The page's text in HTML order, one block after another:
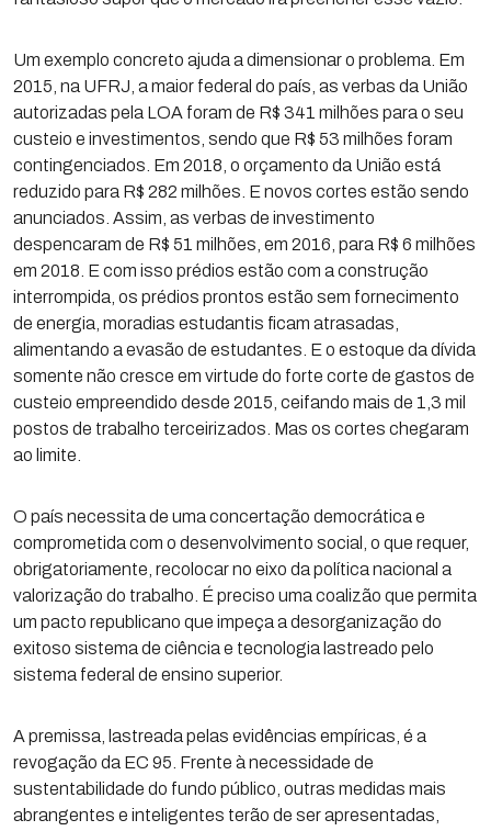
Um exemplo concreto ajuda a dimensionar o problema. Em
2015, na UFRJ, a maior federal do país, as verbas da União
autorizadas pela LOA foram de R$ 341 milhões para o seu
custeio e investimentos, sendo que R$ 53 milhões foram
contingenciados. Em 2018, o orçamento da União está
reduzido para R$ 282 milhões. E novos cortes estão sendo
anunciados. Assim, as verbas de investimento
despencaram de R$ 51 milhões, em 2016, para R$ 6 milhões
em 2018. E com isso prédios estão com a construção
interrompida, os prédios prontos estão sem fornecimento
de energia, moradias estudantis ficam atrasadas,
alimentando a evasão de estudantes. E o estoque da dívida
somente não cresce em virtude do forte corte de gastos de
custeio empreendido desde 2015, ceifando mais de 1,3 mil
postos de trabalho terceirizados. Mas os cortes chegaram
ao limite.
O país necessita de uma concertação democrática e
comprometida com o desenvolvimento social, o que requer,
obrigatoriamente, recolocar no eixo da política nacional a
valorização do trabalho. É preciso uma coalizão que permita
um pacto republicano que impeça a desorganização do
exitoso sistema de ciência e tecnologia lastreado pelo
sistema federal de ensino superior.
A premissa, lastreada pelas evidências empíricas, é a
revogação da EC 95. Frente à necessidade de
sustentabilidade do fundo público, outras medidas mais
abrangentes e inteligentes terão de ser apresentadas,